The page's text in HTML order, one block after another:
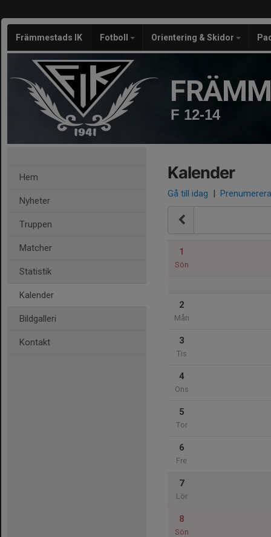
Främmestads IK Fotboll Orientering & Skidor
F 12-14
Hem
Nyheter
Truppen
Matcher
Statistik
Kalender
Bildgalleri
Kontakt
Kalender
Gå till idag | Prenumerera
1
Sön
2
Mån
3
Tis
4
Ons
5
Tor
6
Fre
7
Lör
8
Sön